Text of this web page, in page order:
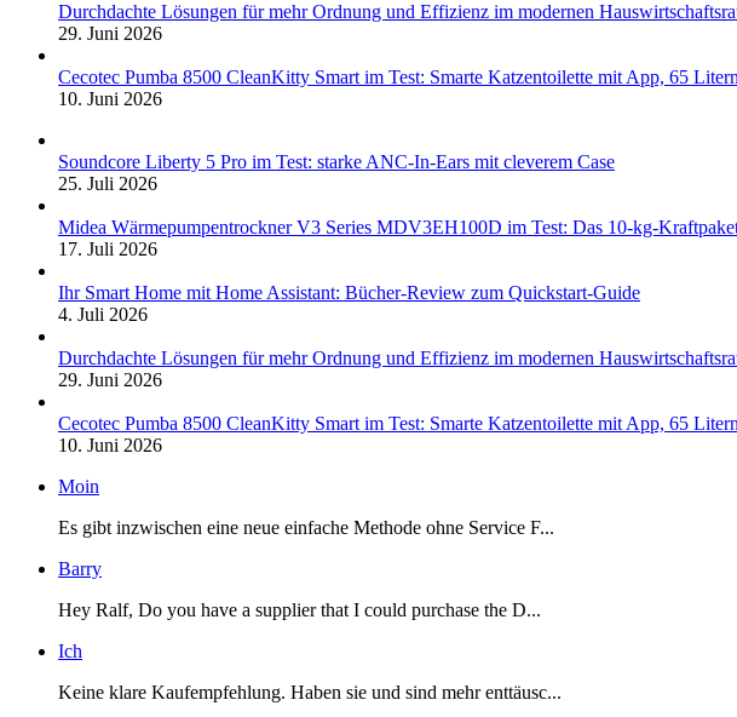
Durchdachte Lösungen für mehr Ordnung und Effizienz im modernen
29. Juni 2026
Cecotec Pumba 8500 CleanKitty Smart im Test: Smarte Katzentoilette mit App, 65
10. Juni 2026
Soundcore Liberty 5 Pro im Test: starke ANC-In-Ears mit cleverem Case
25. Juli 2026
Midea Wärmepumpentrockner V3 Series MDV3EH100D im Test: Das 10-kg-
17. Juli 2026
Ihr Smart Home mit Home Assistant: Bücher-Review zum Quickstart-Guide
4. Juli 2026
Durchdachte Lösungen für mehr Ordnung und Effizienz im modernen
29. Juni 2026
Cecotec Pumba 8500 CleanKitty Smart im Test: Smarte Katzentoilette mit App, 65
10. Juni 2026
Moin
Es gibt inzwischen eine neue einfache Methode ohne Service F...
Barry
Hey Ralf, Do you have a supplier that I could purchase the D...
Ich
Keine klare Kaufempfehlung. Haben sie und sind mehr enttäusc...